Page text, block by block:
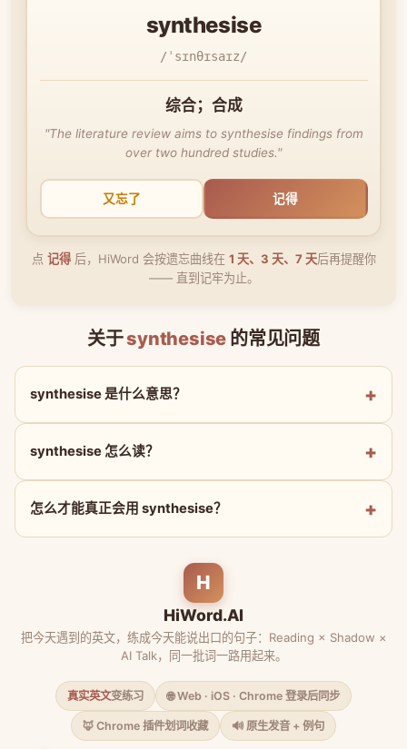
synthesise
/ˈsɪnθɪsaɪz/
综合；合成
"The literature review aims to synthesise findings from
over two hundred studies."
又忘了 记得
点 记得后，HiWord 会按遗忘曲线在 1 天、3 天、7 天后再提醒你
—— 直到记牢为止。
关于synthesise 的常见问题
synthesise 是什么意思？
synthesise 怎么读？
怎么才能真正会用 synthesise？
H
HiWord.AI
把今天遇到的英文，练成今天能说出口的句子：Reading × Shadow ×
AI Talk，同一批词一路用起来。
真实英文变练习 🌐 Web · iOS · Chrome 登录后同步
🦊 Chrome 插件划词收藏 🔊 原生发音 + 例句